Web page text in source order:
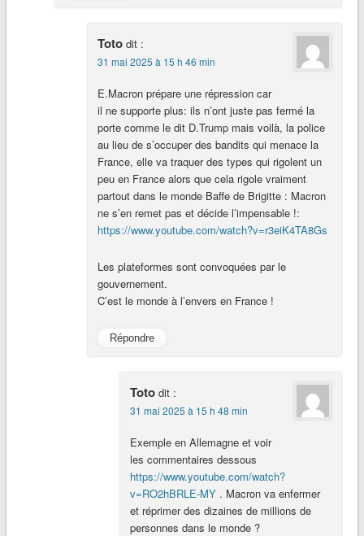
Toto dit :
31 mai 2025 à 15 h 46 min
E.Macron prépare une répression car
il ne supporte plus: ils n’ont juste pas fermé la
porte comme le dit D.Trump mais voilà, la police
au lieu de s’occuper des bandits qui menace la
France, elle va traquer des types qui rigolent un
peu en France alors que cela rigole vraiment
partout dans le monde Baffe de Brigitte : Macron
ne s’en remet pas et décide l’impensable !:
https://www.youtube.com/watch?v=r3eiK4TA8Gs
Les plateformes sont convoquées par le
gouvernement.
C’est le monde à l’envers en France !
Répondre
Toto dit :
31 mai 2025 à 15 h 48 min
Exemple en Allemagne et voir
les commentaires dessous
https://www.youtube.com/watch?
v=RO2hBRLE-MY. Macron va enfermer
et réprimer des dizaines de millions de
personnes dans le monde ?